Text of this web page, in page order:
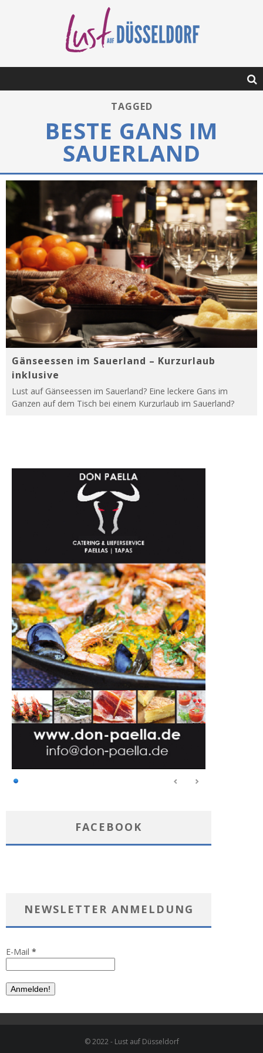
TAGGED
BESTE GANS IM
SAUERLAND
Gänseessen im Sauerland – Kurzurlaub
inklusive
Lust auf Gänseessen im Sauerland? Eine leckere Gans im
Ganzen auf dem Tisch bei einem Kurzurlaub im Sauerland?
FACEBOOK
NEWSLETTER ANMELDUNG
E-Mail *
© 2022 - Lust auf Düsseldorf